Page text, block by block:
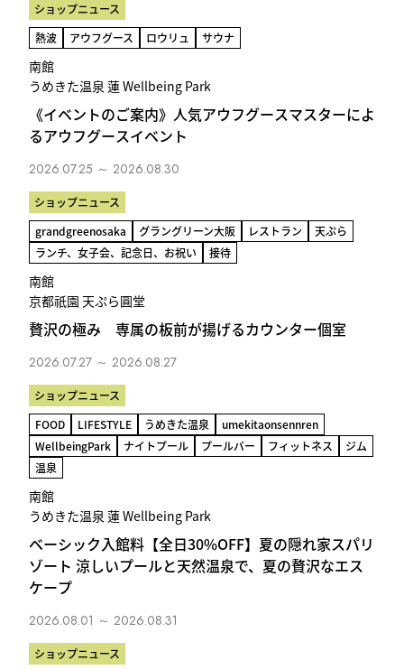
ショップニュース
熱波
アウフグース ロウリュ サウナ
南館
うめきた温泉 蓮 Wellbeing Park
《イベントのご案内》人気アウフグースマスターによ
るアウフグースイベント
2026.07.25 ～ 2026.08.30
ショップニュース
grandgreenosaka
グラングリーン大阪 レストラン
天ぷら
ランチ、女子会、記念日、お祝い
接待
南館
京都祇園 天ぷら圓堂
贅沢の極み 専属の板前が揚げるカウンター個室
2026.07.27 ～ 2026.08.27
ショップニュース
FOOD
LIFESTYLE うめきた温泉
umekitaonsennren
WellbeingPark
ナイトプール プールバー フィットネス
ジム
温泉
南館
うめきた温泉 蓮 Wellbeing Park
ベーシック入館料【全日30%OFF】夏の隠れ家スパリ
ゾート 涼しいプールと天然温泉で、夏の贅沢なエス
ケープ
2026.08.01 ～ 2026.08.31
ショップニュース